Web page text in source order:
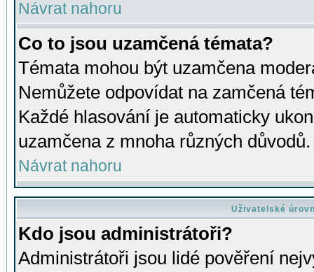
Návrat nahoru
Co to jsou uzamčená témata?
Témata mohou být uzamčena
Nemůžete odpovídat na zamčená
Každé hlasování je automaticky
uzamčena z mnoha různých důvodů.
Návrat nahoru
Uživatelské
Kdo jsou administrátoři?
Administrátoři jsou lidé pověření